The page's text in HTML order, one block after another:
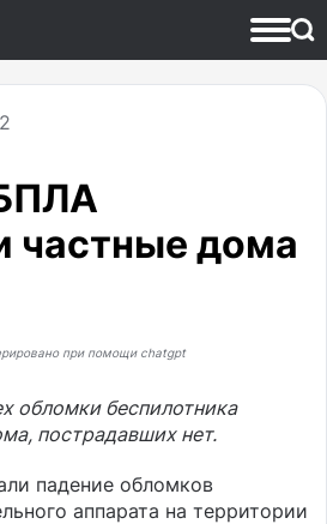
частные дома
при помощи chatgpt
обломки беспилотника
пострадавших нет.
падение обломков
аппарата на территории